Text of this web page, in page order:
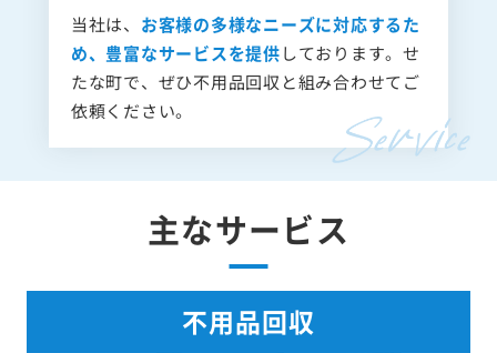
当社は、 お客様の多様なニーズに対応するた
め、豊富なサービスを提供しております。せ
たな町で、ぜひ不用品回収と組み合わせてご
依頼ください。
主なサービス
不用品回収